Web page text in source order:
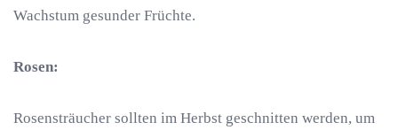
Wachstum gesunder Früchte.
Rosen:
Rosensträucher sollten im Herbst geschnitten werden, um